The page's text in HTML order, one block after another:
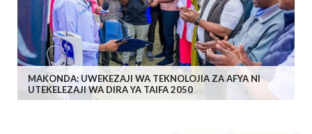
MAKONDA: UWEKEZAJI WA TEKNOLOJIA ZA AFYA NI
UTEKELEZAJI WA DIRA YA TAIFA 2050